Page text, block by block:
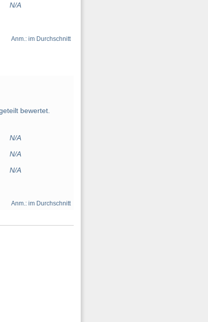
N/A
Anm.: im Durchschnitt
bewertet.
N/A
N/A
N/A
Anm.: im Durchschnitt